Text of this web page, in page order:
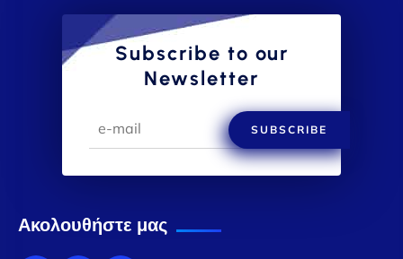
Subscribe to our
Newsletter
SUBSCRIBE
Ακολουθήστε μας